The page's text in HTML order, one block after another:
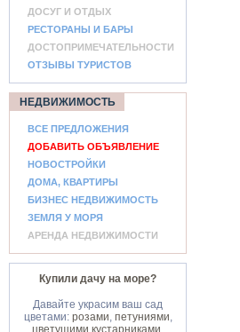
ДОСУГ И ОТДЫХ
РЕСТОРАНЫ И БАРЫ
ДОСТОПРИМЕЧАТЕЛЬНОСТИ
ОТЗЫВЫ ТУРИСТОВ
НЕДВИЖИМОСТЬ
ВСЕ ПРЕДЛОЖЕНИЯ
ДОБАВИТЬ ОБЪЯВЛЕНИЕ
НОВОСТРОЙКИ
ДОМА, КВАРТИРЫ
БИЗНЕС НЕДВИЖИМОСТЬ
ЗЕМЛЯ У МОРЯ
АРЕНДА НЕДВИЖИМОСТИ
Купили дачу на море?
Давайте украсим ваш сад
цветами: розами, петуниями,
цветущими кустарниками